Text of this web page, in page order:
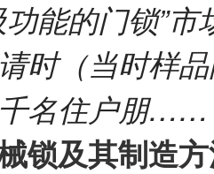
功能的门锁”
时（当时样
千名住户朋
锁及其制造